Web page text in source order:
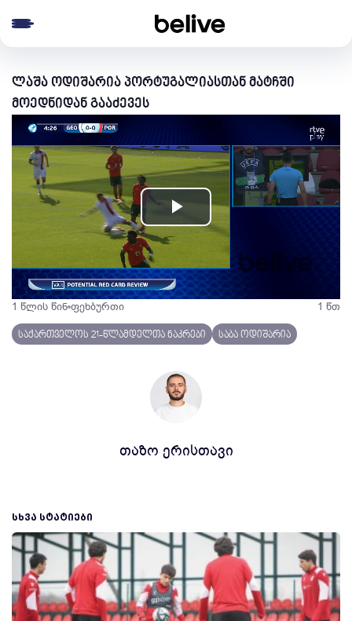
ლაშა ოდიშარია პორტუგალიასთან მატჩში
მოედნიდან გააძევეს
Play
Video
1 წლის წინ ფეხბურთი 1 წთ
საქართველოს 21-წლამდელთა ნაკრები საბა ოდიშარია
თაზო ერისთავი
ᲡᲮᲕᲐ ᲡᲢᲐᲢᲘᲔᲑᲘ